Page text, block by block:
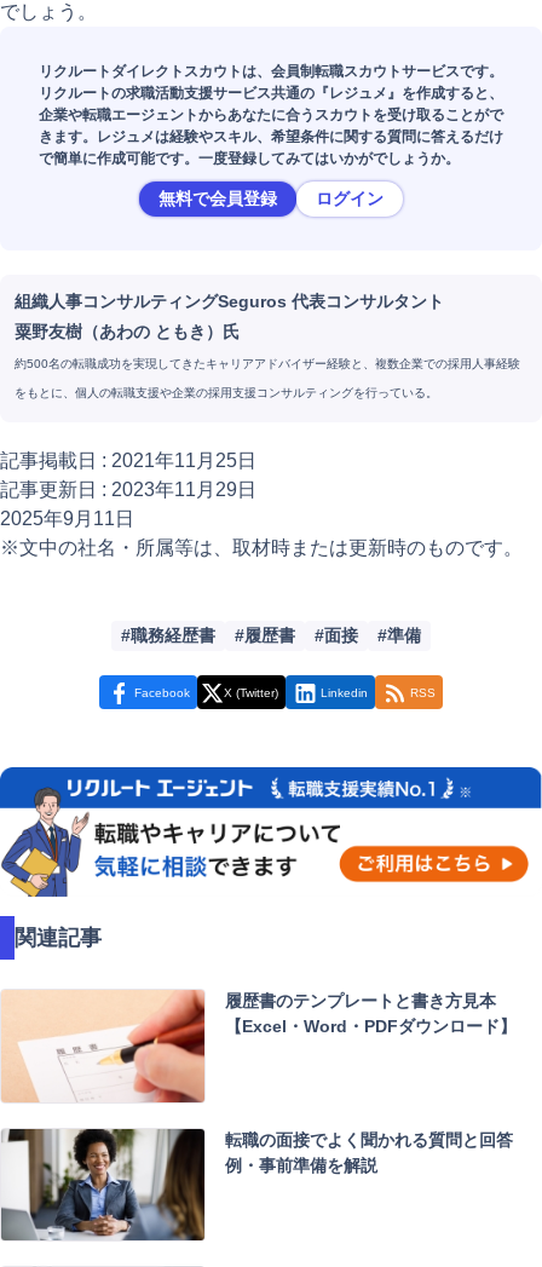
でしょう。
リクルートダイレクトスカウトは、会員制転職スカウトサービスです。
リクルートの求職活動支援サービス共通の『レジュメ』を作成すると、
企業や転職エージェントからあなたに合うスカウトを受け取ることがで
きます。レジュメは経験やスキル、希望条件に関する質問に答えるだけ
で簡単に作成可能です。一度登録してみてはいかがでしょうか。
無料で会員登録 ログイン
組織人事コンサルティングSeguros 代表コンサルタント
粟野友樹（あわの ともき）氏
約500名の転職成功を実現してきたキャリアアドバイザー経験と、複数企業での採用人事経験
をもとに、個人の転職支援や企業の採用支援コンサルティングを行っている。
記事掲載日 : 2021年11月25日
記事更新日 : 2023年11月29日
2025年9月11日
※文中の社名・所属等は、取材時または更新時のものです。
職務経歴書 履歴書 面接 準備
Facebook X (Twitter) Linkedin RSS
関連記事
履歴書のテンプレートと書き方見本
【Excel・Word・PDFダウンロード】
転職の面接でよく聞かれる質問と回答
例・事前準備を解説